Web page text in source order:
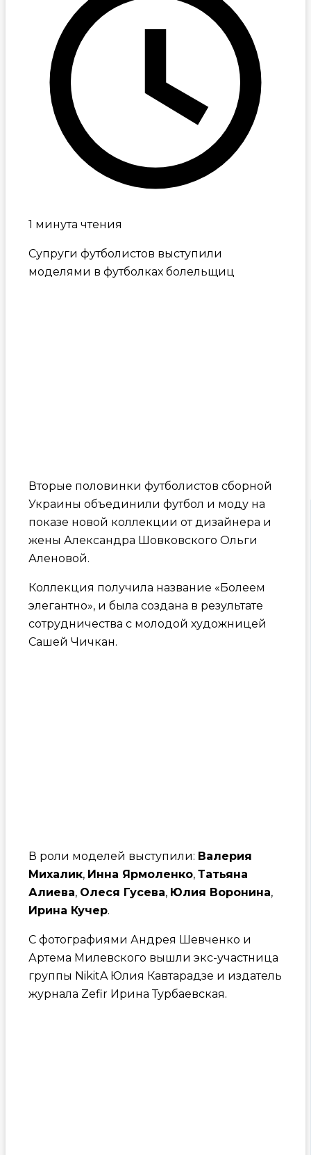
1 минута чтения
Супруги футболистов выступили
моделями в футболках болельщиц
Вторые половинки футболистов сборной
Украины объединили футбол и моду на
показе новой коллекции от дизайнера и
жены Александра Шовковского Ольги
Аленовой.
Коллекция получила название «Болеем
элегантно», и была создана в результате
сотрудничества с молодой художницей
Сашей Чичкан.
В роли моделей выступили: Валерия
Михалик, Инна Ярмоленко, Татьяна
Алиева, Олеся Гусева, Юлия Воронина,
Ирина Кучер.
С фотографиями Андрея Шевченко и
Артема Милевского вышли экс-участница
группы NikitA Юлия Кавтарадзе и издатель
журнала Zefir Ирина Турбаевская.